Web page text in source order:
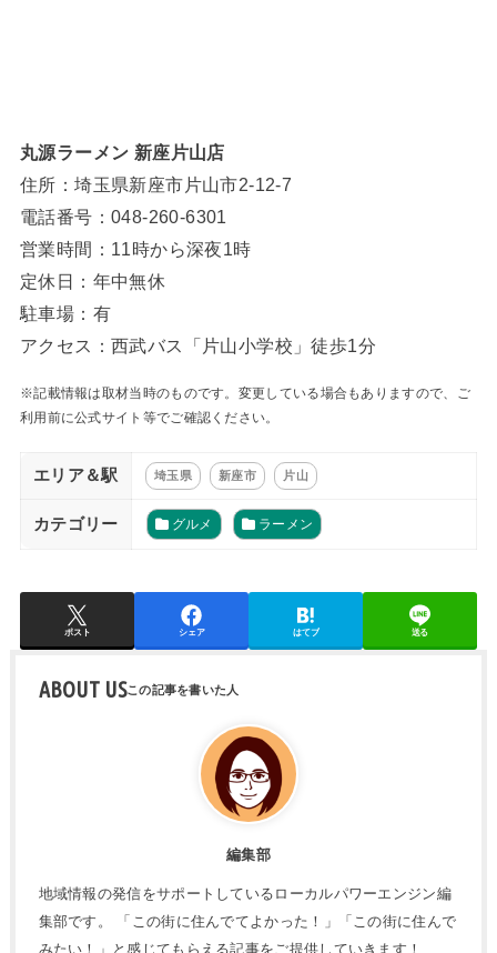
丸源ラーメン 新座片山店
住所：埼玉県新座市片山市2-12-7
電話番号：048-260-6301
営業時間：11時から深夜1時
定休日：年中無休
駐車場：有
アクセス：西武バス「片山小学校」徒歩1分
※記載情報は取材当時のものです。変更している場合もありますので、ご
利用前に公式サイト等でご確認ください。
エリア＆駅 埼玉県 新座市 片山
カテゴリー グルメ ラーメン
ポスト シェア はてブ 送る
ABOUT US
編集部
地域情報の発信をサポートしているローカルパワーエンジン編
集部です。 「この街に住んでてよかった！」「この街に住んで
みたい！」と感じてもらえる記事をご提供していきます！